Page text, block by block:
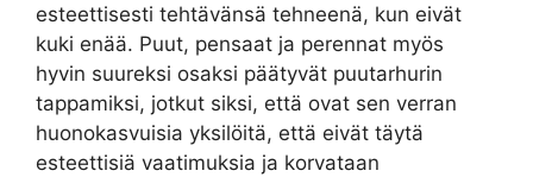
esteettisesti tehtävänsä tehneenä, kun eivät
kuki enää. Puut, pensaat ja perennat myös
hyvin suureksi osaksi päätyvät puutarhurin
tappamiksi, jotkut siksi, että ovat sen verran
huonokasvuisia yksilöitä, että eivät täytä
esteettisiä vaatimuksia ja korvataan